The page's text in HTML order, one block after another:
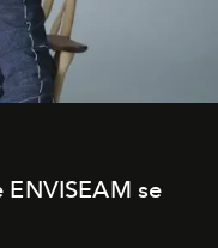
se